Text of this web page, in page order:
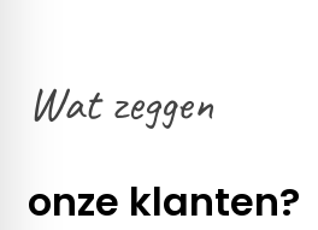
Wat zeggen
onze klanten?